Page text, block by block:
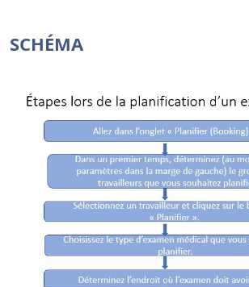
SCHÉMA